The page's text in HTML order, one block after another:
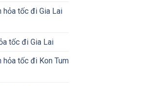
hỏa tốc đi Gia Lai
tốc đi Gia Lai
hỏa tốc đi Kon Tum